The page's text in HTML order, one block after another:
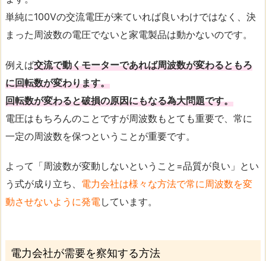
単純に100Vの交流電圧が来ていれば良いわけではなく、決
まった周波数の電圧でないと家電製品は動かないのです。
例えば交流で動くモーターであれば周波数が変わるともろ
に回転数が変わります。
回転数が変わると破損の原因にもなる為大問題です。
電圧はもちろんのことですが周波数もとても重要で、常に
一定の周波数を保つということが重要です。
よって「周波数が変動しないということ=品質が良い」とい
う式が成り立ち、 電力会社は様々な方法で常に周波数を変
動させないように発電しています。
電力会社が需要を察知する方法